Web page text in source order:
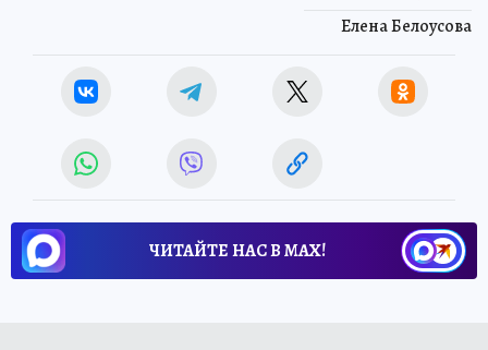
Елена Белоусова
ЧИТАЙТЕ НАС В МАХ!